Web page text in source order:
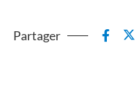
Partager